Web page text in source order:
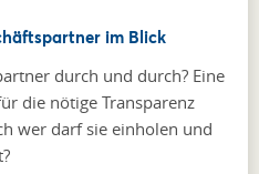
im Blick
durch und durch? Eine
die nötige Transparenz
wer darf sie einholen und